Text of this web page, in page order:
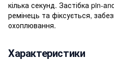
кілька секунд. Застібка pin-
ремінець та фіксується,
охоплювання.
Характеристики